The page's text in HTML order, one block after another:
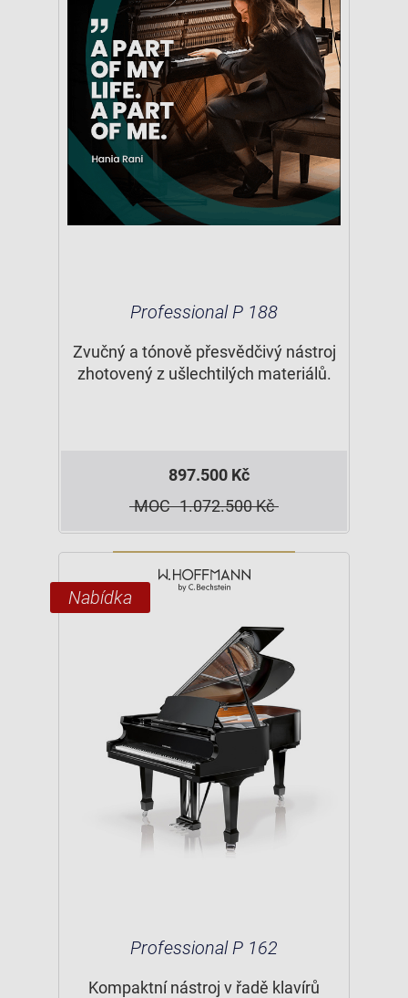
Professional P 188
Zvučný a tónově přesvědčivý nástroj
zhotovený z ušlechtilých materiálů.
897.500 Kč
MOC 1.072.500 Kč
Nabídka
Professional P 162
Kompaktní nástroj v řadě klavírů